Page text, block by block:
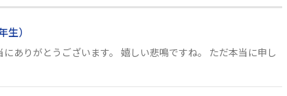
）
ありがとうございます。 嬉しい悲鳴ですね。 ただ本当に申し